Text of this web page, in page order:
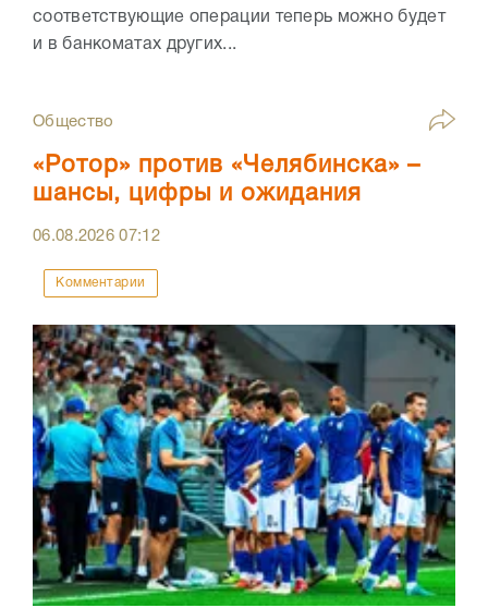
соответствующие операции теперь можно будет
и в банкоматах других...
Общество
«Ротор» против «Челябинска» –
шансы, цифры и ожидания
06.08.202607:12
Комментарии